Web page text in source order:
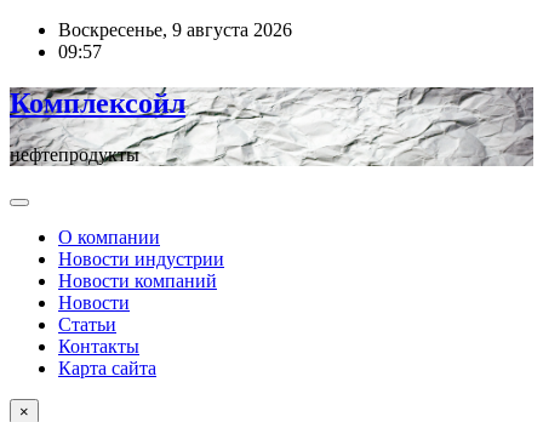
ПерейтиВоскресенье, 9 августа 2026
09:57
Комплексойл
нефтепродукты
О компании
Новости индустрии
Новости компаний
Новости
Статьи
Контакты
Карта сайта
×